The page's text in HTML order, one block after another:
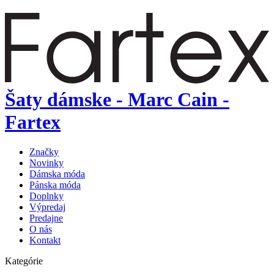
Šaty dámske - Marc Cain -
Fartex
Značky
Novinky
Dámska móda
Pánska móda
Doplnky
Výpredaj
Predajne
O nás
Kontakt
Kategórie